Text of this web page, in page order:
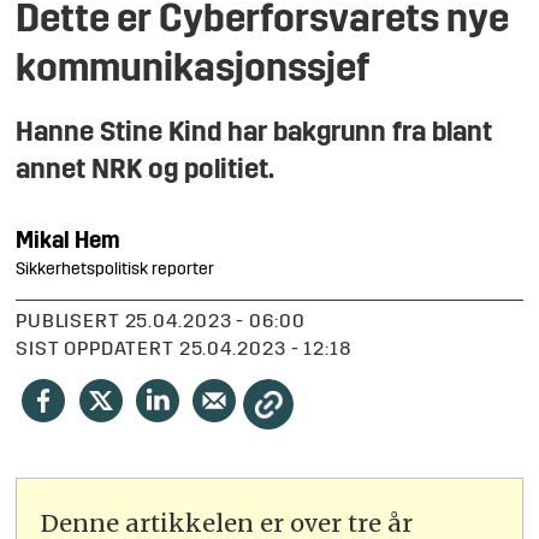
Dette er Cyberforsvarets nye
kommunikasjonssjef
Hanne Stine Kind har bakgrunn fra blant
annet NRK og politiet.
Mikal Hem
Sikkerhetspolitisk reporter
PUBLISERT
25.04.2023 - 06:00
SIST OPPDATERT
25.04.2023 - 12:18
Denne artikkelen er over tre år